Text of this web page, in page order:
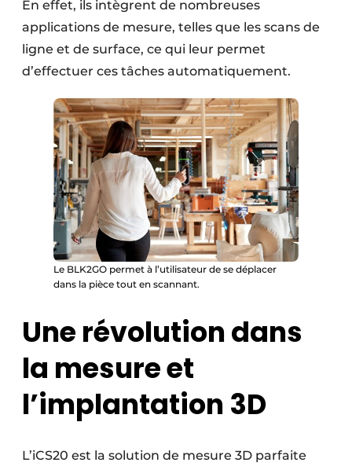
En effet, ils intègrent de nombreuses
applications de mesure, telles que les scans de
ligne et de surface, ce qui leur permet
d’effectuer ces tâches automatiquement.
Le BLK2GO permet à l’utilisateur de se déplacer
dans la pièce tout en scannant.
Une révolution dans
la mesure et
l’implantation 3D
L’iCS20 est la solution de mesure 3D parfaite